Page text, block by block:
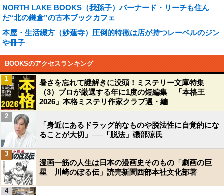
NORTH LAKE BOOKS（我孫子）バーナード・リーチも住ん
だ“北の鎌倉”の古本ブックカフェ
本屋・生活綴方（妙蓮寺）圧倒的特徴は店が持つレーベルのジン
や冊子
BOOKSのアクセスランキング
暑さを忘れて謎解きに没頭！ミステリー文庫特集
（3）プロが厳選する年に1度の短編集 「本格王
2026」本格ミステリ作家クラブ選・編
1
「身近にあるドラッグ的なものや脱法性に自覚的にな
ることが大切」──「脱法」磯部涼氏
2
漫画一筋の人生は日本の漫画史そのもの「劇画の巨
星 川崎のぼる伝」読売新聞西部本社文化部著
3
4